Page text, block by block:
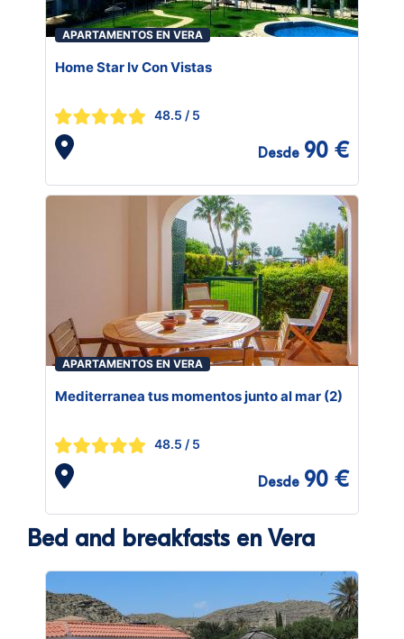
APARTAMENTOS EN VERA
Home Star Iv Con Vistas
48.5 / 5
Desde 90 €
APARTAMENTOS EN VERA
Mediterranea tus momentos junto al mar (2)
48.5 / 5
Desde 90 €
Bed and breakfasts en Vera